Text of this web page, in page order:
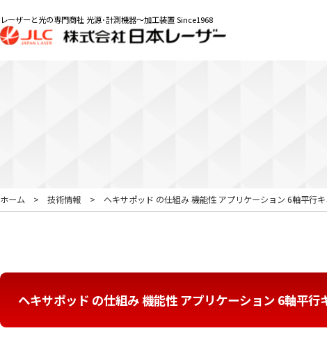
レーザーと光の専門商社 光源･計測機器～加工装置 Since1968
ホーム 技術情報 ヘキサポッド の仕組み 機能性 アプリケーション 6軸平行
ヘキサポッド の仕組み 機能性 アプリケーション 6軸平